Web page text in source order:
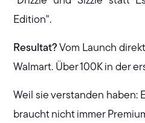
Edition".
Resultat? Vom Launch
Walmart. Über 100K in der
Weil sie verstanden haben:
braucht nicht immer